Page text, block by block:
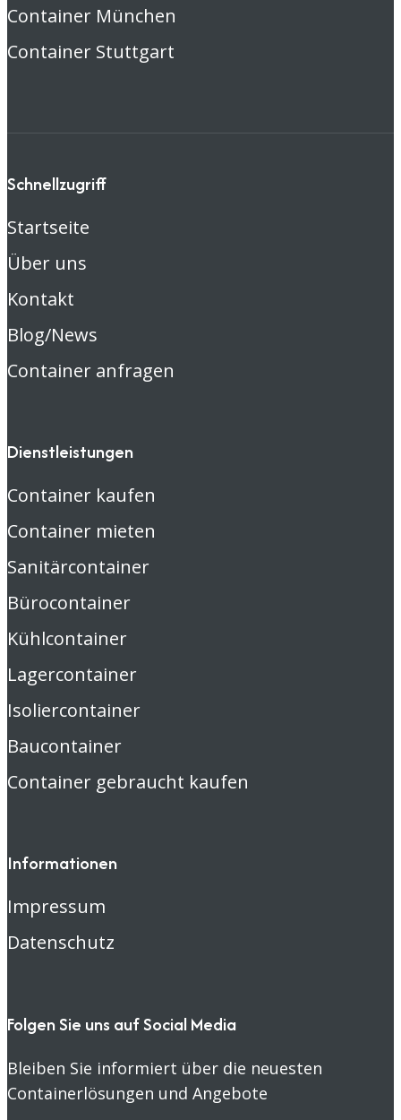
Container München
Container Stuttgart
Schnellzugriff
Startseite
Über uns
Kontakt
Blog/News
Container anfragen
Dienstleistungen
Container kaufen
Container mieten
Sanitärcontainer
Bürocontainer
Kühlcontainer
Lagercontainer
Isoliercontainer
Baucontainer
Container gebraucht kaufen
Informationen
Impressum
Datenschutz
Folgen Sie uns auf Social Media
Bleiben Sie informiert über die neuesten
Containerlösungen und Angebote